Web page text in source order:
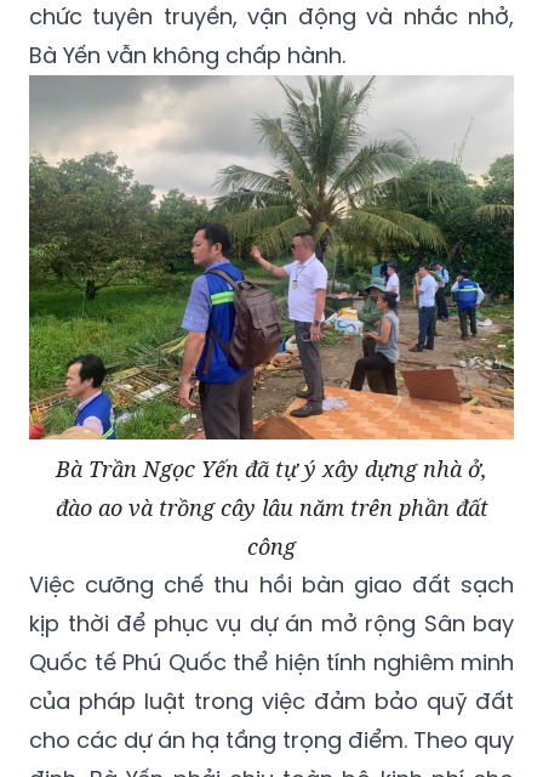
chức tuyên truyền, vận động và nhắc nhở,
Bà Yến vẫn không chấp hành.
Bà Trần Ngọc Yến đã tự ý xây dựng nhà ở,
đào ao và trồng cây lâu năm trên phần đất
công
Việc cưỡng chế thu hồi bàn giao đất sạch
kịp thời để phục vụ dự án mở rộng Sân bay
Quốc tế Phú Quốc thể hiện tính nghiêm minh
của pháp luật trong việc đảm bảo quỹ đất
cho các dự án hạ tầng trọng điểm. Theo quy